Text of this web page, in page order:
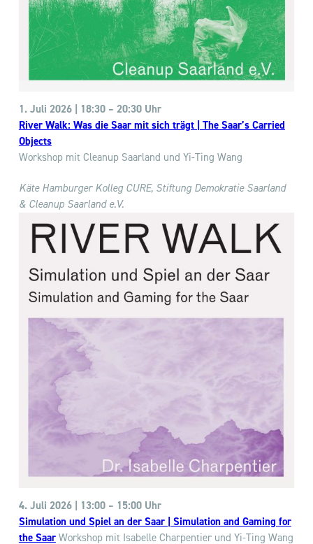
1. Juli 2026 | 18:30 – 20:30 Uhr
River Walk: Was die Saar mit sich trägt | The Saar’s Carried
Objects
Workshop mit Cleanup Saarland und Yi-Ting Wang
Käte Hamburger Kolleg CURE, Stiftung Demokratie Saarland
& Cleanup Saarland e.V.
4. Juli 2026 | 13:00 – 15:00 Uhr
Simulation und Spiel an der Saar | Simulation and Gaming for
the SaarWorkshop mit Isabelle Charpentier und Yi-Ting Wang